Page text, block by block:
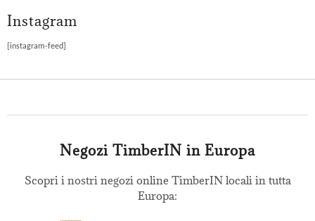
Instagram
[instagram-feed]
Negozi TimberIN in Europa
Scopri i nostri negozi online TimberIN locali in tutta
Europa: